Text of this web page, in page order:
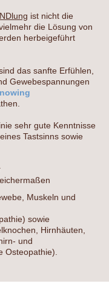
ist nicht die
die Lösung von
herbeigeführt
das sanfte Erfühlen,
Gewebespannungen
sehr gute Kenntnisse
Tastsinns sowie
Muskeln und
sowie
Hirnhäuten,
und
Osteopathie).